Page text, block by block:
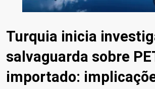
Turquia inicia
salvaguarda sobre
importado: